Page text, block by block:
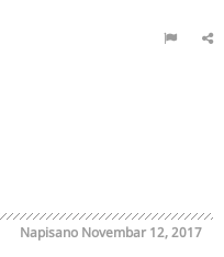
Napisano Novembar 12, 2017